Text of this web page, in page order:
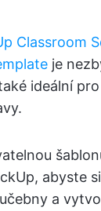
Classroom
je
ideální
abyste
a